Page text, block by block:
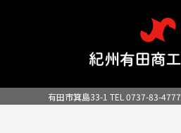
有田市箕島33-1 TEL 0737-83-4777